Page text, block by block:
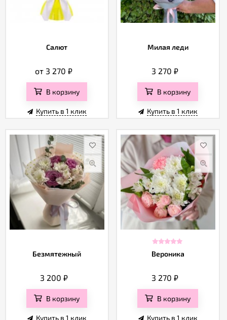
Салют
от 3 270₽
В корзину
Купить в 1 клик
Милая леди
3 270 ₽
В корзину
Купить в 1 клик
Безмятежный
3 200 ₽
В корзину
Купить в 1 клик
Вероника
3 270 ₽
В корзину
Купить в 1 клик